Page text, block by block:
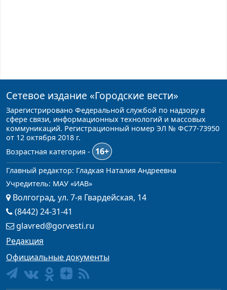
Сетевое издание «Городские вести»
Зарегистрировано Федеральной службой по надзору в
сфере связи, информационных технологий и массовых
коммуникаций. Регистрационный номер ЭЛ № ФС77-73950
от 12 октября 2018 г.
Возрастная категория -
16+
Главный редактор: Гладкая Наталия Андреевна
Учредитель: МАУ «ИАВ»
Волгоград, ул. 7-я Гвардейская, 14
(8442) 24-31-41
glavred@gorvesti.ru
Редакция
Официальные документы